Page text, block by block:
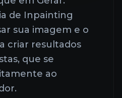
de Inpainting
sua imagem e o
criar resultados
que se
ao